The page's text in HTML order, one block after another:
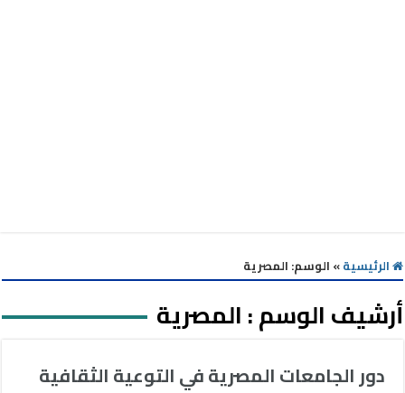
الرئيسية» الوسم: المصرية
أرشيف الوسم :المصرية
دور الجامعات المصرية في التوعية الثقافية